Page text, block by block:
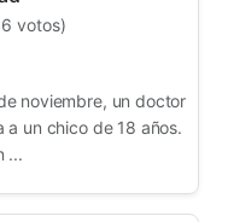
votos)
noviembre, un doctor
a un chico de 18 años.
...